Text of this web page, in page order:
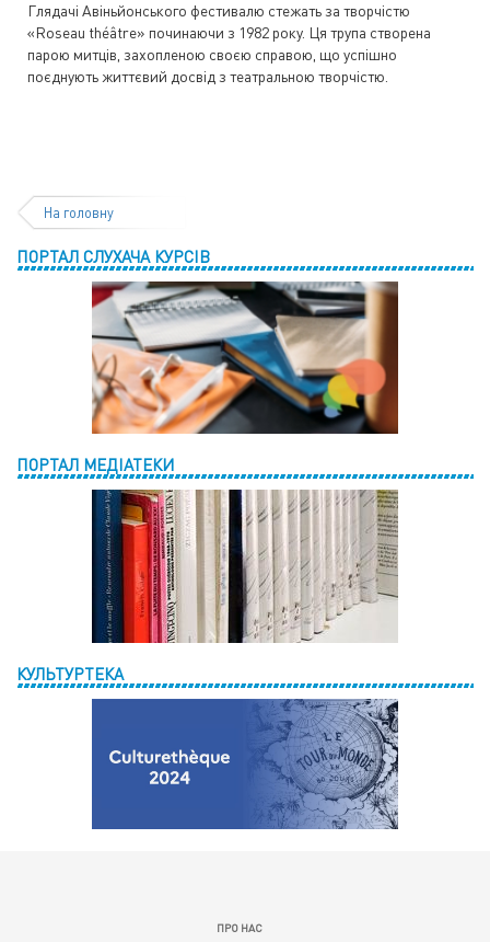
Глядачі Авіньйонського фестивалю стежать за творчістю
«Roseau théâtre» починаючи з 1982 року. Ця трупа створена
парою митців, захопленою своєю справою, що успішно
поєднують життєвий досвід з театральною творчістю.
На головну
ПОРТАЛ СЛУХАЧА КУРСІВ
ПОРТАЛ МЕДІАТЕКИ
КУЛЬТУРТЕКА
ПРО НАС